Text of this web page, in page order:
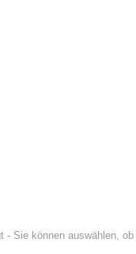
- Sie können auswählen, ob